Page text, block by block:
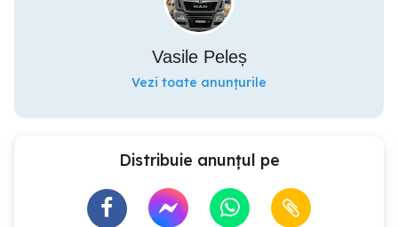
Vasile Peleș
Vezi toate anunțurile
Distribuie anunțul pe